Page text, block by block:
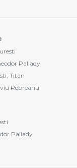
Pallady
Titan
Rebreanu
Pallady